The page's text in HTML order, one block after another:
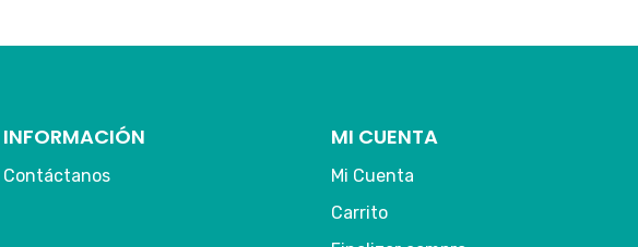
INFORMACIÓN
Contáctanos
MI CUENTA
Mi Cuenta
Carrito